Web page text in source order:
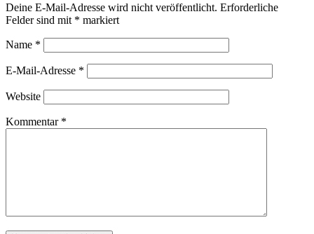
Deine E-Mail-Adresse wird nicht veröffentlicht. Erforderliche
Felder sind mit * markiert
Name *
E-Mail-Adresse *
Website
Kommentar *